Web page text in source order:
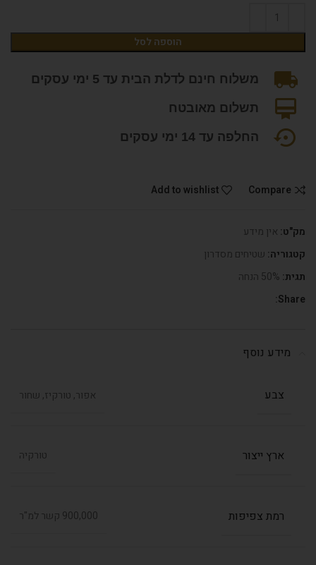
הוספה לסל
משלוח חינם לדלת הבית עד 5 ימי עסקים
תשלום מאובטח
החלפה עד 14 ימי עסקים
Compare
Add to wishlist
מק"ט: אין מידע
קטגוריה: שטיחים מסדרון
תגית: 50% הנחה
Share:
מידע נוסף
צבע אפור, טורקיז, שחור
ארץ ייצור טורקיה
רמת צפיפות 900,000 קשר למ"ר